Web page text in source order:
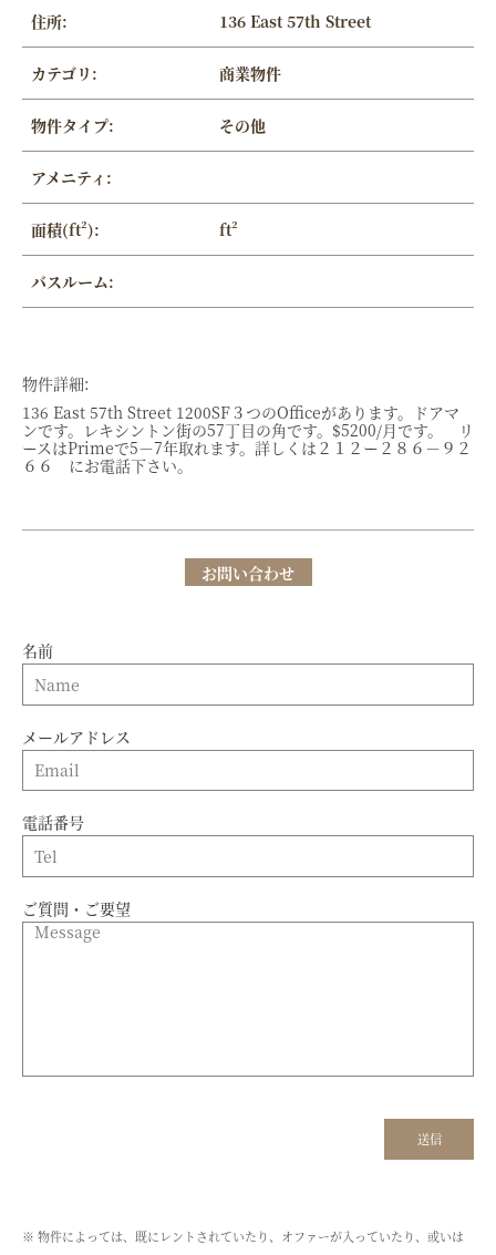
住所: 136 East 57th Street
カテゴリ: 商業物件
物件タイプ: その他
アメニティ:
面積(ft²): ft²
バスルーム:
物件詳細:
136 East 57th Street 1200SF３つのOfficeがあります。ドアマ
ンです。レキシントン街の57丁目の角です。$5200/月です。 リ
ースはPrimeで5－7年取れます。詳しくは２１２ー２８６－９２
６６ にお電話下さい。
お問い合わせ
名前
メールアドレス
電話番号
ご質問・ご要望
※ 物件によっては、既にレントされていたり、オファーが入っていたり、或いは